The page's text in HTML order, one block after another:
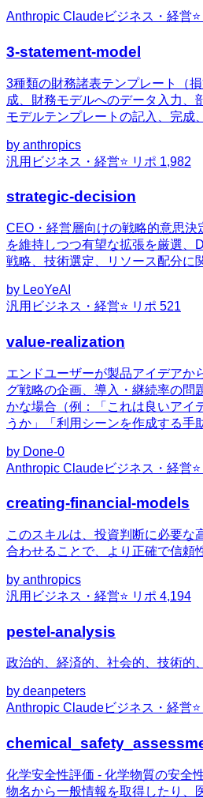
Anthropic Claudeビジネス・経営
3-statement-model
3種類の財務諸表テンプレート（
成、財務モデルへのデータ入力、
モデルテンプレートの記入、完成
by anthropics
汎用 ビジネス・経営⭐ リポ 1,982
strategic-decision
CEO・経営層向けの戦略的意思
を維持しつつ有望な拡張を厳選、
戦略、技術選定、リソース配分に
by LeoYeAI
汎用 ビジネス・経営⭐ リポ 521
value-realization
エンドユーザーが製品アイデアか
グ戦略の企画、導入・継続率の問
かな場合（例：「これは良いアイ
うか」「利用シーンを作成する手
by Done-0
Anthropic Claudeビジネス・経営
creating-financial-models
このスキルは、投資判断に必要
合わせることで、より正確で信頼
by anthropics
汎用 ビジネス・経営⭐ リポ 4,194
pestel-analysis
政治的、経済的、社会的、技術的
by deanpeters
Anthropic Claudeビジネス・経営
化学安全性評価 - 化学物質の安全
物名から一般情報を取得したり、